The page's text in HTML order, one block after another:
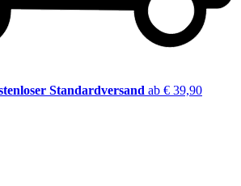
Standardversand ab € 39,90